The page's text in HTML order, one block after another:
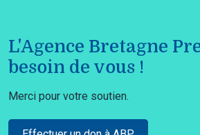
L'Agence Bretagne
besoin de vous !
Merci pour votre soutien.